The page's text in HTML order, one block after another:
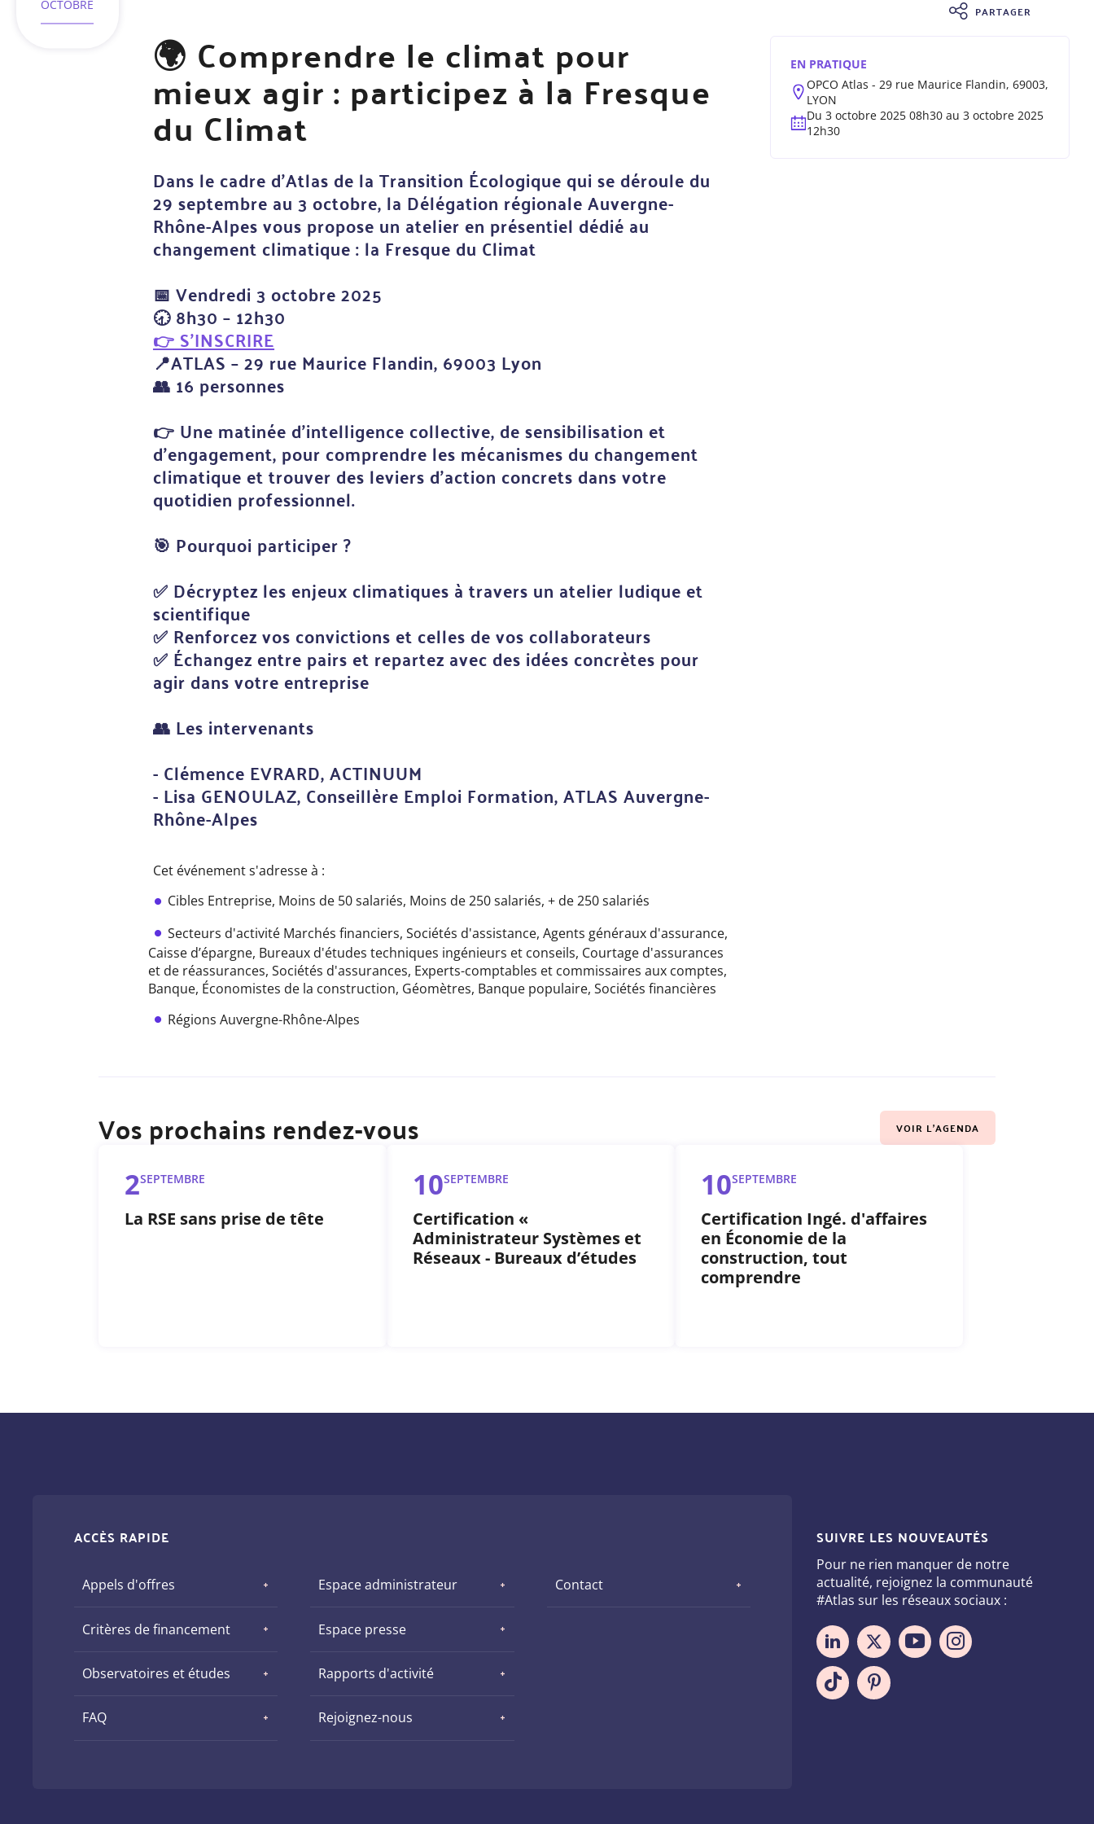
PARTAGER
OCTOBRE
🌍 Comprendre le climat pour
mieux agir : participez à la Fresque
du Climat
Dans le cadre d'Atlas de la Transition Écologique qui se déroule du
29 septembre au 3 octobre, la Délégation régionale Auvergne-
Rhône-Alpes vous propose un atelier en présentiel dédié au
changement climatique : la Fresque du Climat
📅 Vendredi 3 octobre 2025
🕣8h30 – 12h30
👉 S'INSCRIRE
📍ATLAS – 29 rue Maurice Flandin, 69003 Lyon
👥 16 personnes
👉 Une matinée d’intelligence collective, de sensibilisation et
d’engagement, pour comprendre les mécanismes du changement
climatique et trouver des leviers d’action concrets dans votre
quotidien professionnel.
🎯 Pourquoi participer ?
✅ Décryptez les enjeux climatiques à travers un atelier ludique et
scientifique
✅ Renforcez vos convictions et celles de vos collaborateurs
✅ Échangez entre pairs et repartez avec des idées concrètes pour
agir dans votre entreprise
👥 Les intervenants
- Clémence EVRARD, ACTINUUM
- Lisa GENOULAZ, Conseillère Emploi Formation, ATLAS Auvergne-
Rhône-Alpes
Cet événement s'adresse à :
Cibles Entreprise, Moins de 50 salariés, Moins de 250 salariés, + de 250 salariés
Secteurs d'activité Marchés financiers, Sociétés d'assistance, Agents généraux d'assurance,
Caisse d’épargne, Bureaux d'études techniques ingénieurs et conseils, Courtage d'assurances
et de réassurances, Sociétés d'assurances, Experts-comptables et commissaires aux comptes,
Banque, Économistes de la construction, Géomètres, Banque populaire, Sociétés financières
Régions Auvergne-Rhône-Alpes
EN PRATIQUE
OPCO Atlas - 29 rue Maurice Flandin, 69003,
LYON
Du 3 octobre 2025 08h30 au 3 octobre 2025
12h30
Vos prochains rendez-vous VOIR L'AGENDA
2SEPTEMBRE
La RSE sans prise de tête
10SEPTEMBRE
Certification «
Administrateur Systèmes et
Réseaux - Bureaux d’études
10SEPTEMBRE
Certification Ingé. d'affaires
en Économie de la
construction, tout
comprendre
ACCÈS RAPIDE
Appels d'offres
Critères de financement
Observatoires et études
FAQ
Espace administrateur
Espace presse
Rapports d'activité
Rejoignez-nous
Contact
SUIVRE LES NOUVEAUTÉS
Pour ne rien manquer de notre
actualité, rejoignez la communauté
#Atlas sur les réseaux sociaux :